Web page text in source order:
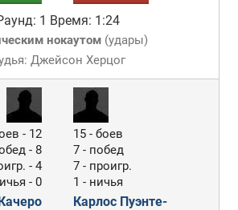
1 Время: 1:24
нокаутом(удары)
Джейсон Херцог
- 12
- 8
- 4
- 0
15 - боев
7 - побед
7 - проигр.
1 - ничья
Карлос Пуэнте-